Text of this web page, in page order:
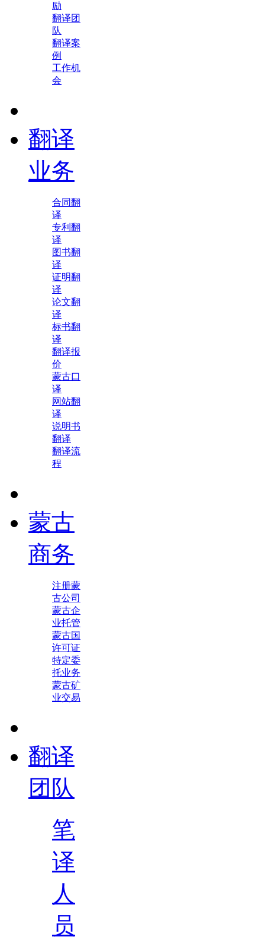
励
翻译团
队
翻译案
例
工作机
会
翻译
业务
合同翻
译
专利翻
译
图书翻
译
证明翻
译
论文翻
译
标书翻
译
翻译报
价
蒙古口
译
网站翻
译
说明书
翻译
翻译流
程
蒙古
商务
注册蒙
古公司
蒙古企
业托管
蒙古国
许可证
特定委
托业务
蒙古矿
业交易
翻译
团队
笔
译
人
员